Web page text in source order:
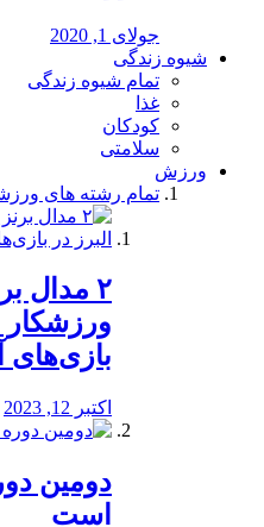
جولای 1, 2020
شیوه زندگی
تمام شیوه زندگی
غذا
کودکان
سلامتی
ورزش
تمام رشته های
ورزشکار
بازی‌های
اکتبر 12, 2023
دومین
است